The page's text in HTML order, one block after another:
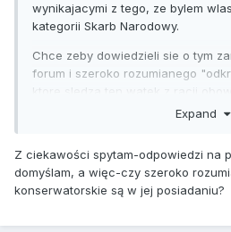
wynikajacymi z tego, ze bylem
kategorii Skarb Narodowy.
Chce zeby dowiedzieli sie o tym
forum i szeroko rozumianego
ktore sledza ten watek z racji
Tych drugich tez zreszta szanuje,
Expand
Z ciekawości spytam-odpowiedzi na
domyślam, a więc-czy szeroko
konserwatorskie są w jej posiadaniu?